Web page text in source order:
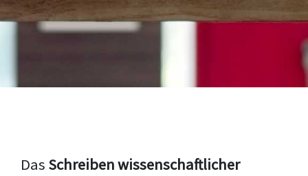
Das Schreiben wissenschaftlicher